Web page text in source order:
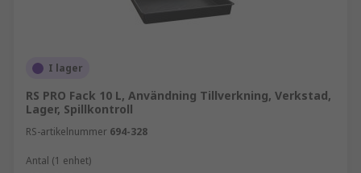
I lager
RS PRO Fack 10 L, Användning Tillverkning, Verkstad,
Lager, Spillkontroll
RS-artikelnummer 694-328
Antal (1 enhet)